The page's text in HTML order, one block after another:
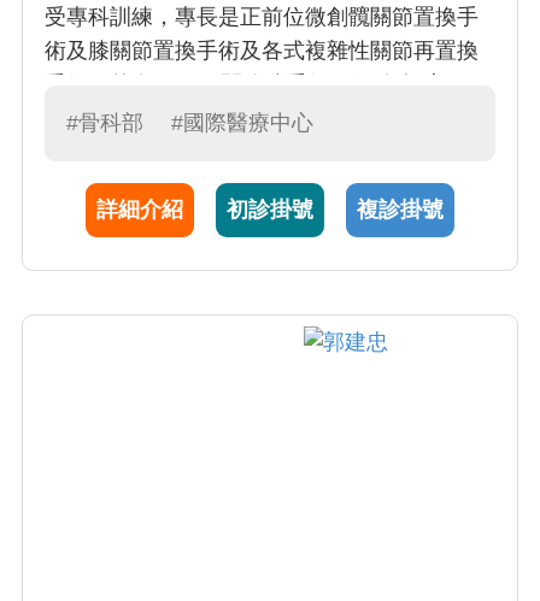
受專科訓練，專長是正前位微創髖關節置換手
術及膝關節置換手術及各式複雜性關節再置換
腕、髖及膝關節鏡)和美國達拉斯訓練中心研修
換手術，並在關節手術領域積累了豐富的經
驗，目前擔任人工關節科主任。
#骨科部 #國際醫療中心
詳細介紹 初診掛號 複診掛號